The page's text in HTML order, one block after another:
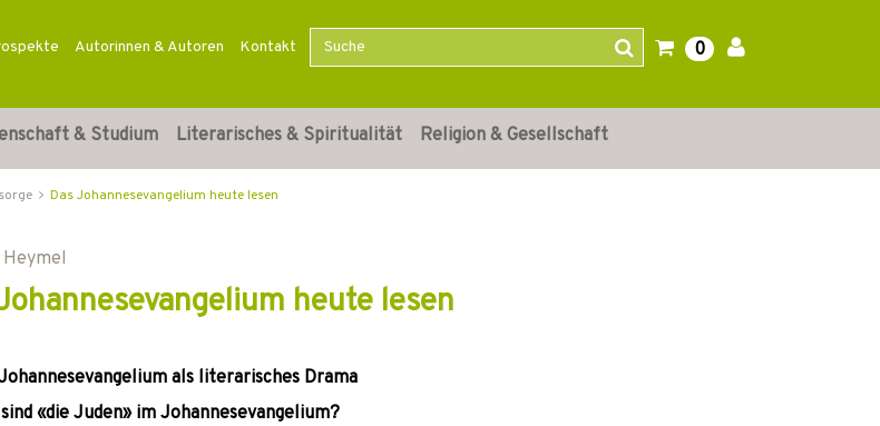
Autorinnen & Autoren Kontakt 0
& Studium Literarisches & Spiritualität Religion & Gesellschaft
Das Johannesevangelium heute lesen
heute lesen
als literarisches Drama
«die Juden» im Johannesevangelium?